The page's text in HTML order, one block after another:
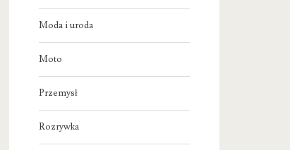
Moda i uroda
Moto
Przemysł
Rozrywka